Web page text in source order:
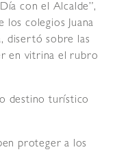
con el Alcalde”,
los colegios Juana
disertó sobre las
en vitrina el rubro
destino turístico
proteger a los